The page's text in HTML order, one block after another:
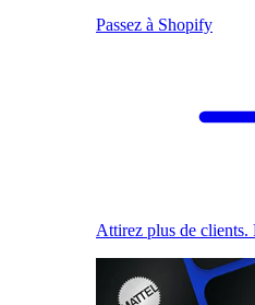
Passez à Shopify
Attirez plus de clients.